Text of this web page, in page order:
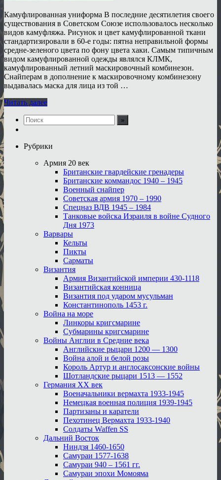
Камуфлированная униформа В последние десятилетия своего
существования в Советском Союзе использовалось несколько
видов камуфляжа. Рисунок и цвет камуфлированной ткани
стандартизировали в 60-е годы: пятна неправильной формы
средне-зеленого цвета по фону цвета хаки. Самым типичным
видом камуфлированной одежды являлся КЛМК,
камуфлированный летний маскировочный комбинезон.
Снайперам в дополнение к маскировочному комбинезону
выдавалась маска для лица из той …
Читать далее
Рубрики
Армия 20 век
Британские гвардейские гренадеры
Британские коммандос 1940 – 1945
Военный снайпер
Советская армия 1970 – 1990
Спецназ ВДВ 1945 – 1984
Танковые войска Израиля в войне Судного
Дня 1973
Варвары
Кельты
Пикты
Сарматы
Византия
Армия Византийской империи 430-1118
Византийская конница
Византия под ударом мусульман
Константинополь 1453 г.
Война на море
Линкоры кригсмарине
Субмарины кригсмарине
Войны Англии в Средние века
Английские рыцари 1200 — 1300
Война алой и белой розы
Король Артур и англосаксонские войны
Шотландские рыцари 1513 — 1552
Германия XX век
Военачальники вермахта 1933-1945
Немецкая военная полиция 1939-1945
Партизаны и каратели
Пехотинец Вермахта 1933-1940
Солдаты Waffen SS
Дальний Восток
Ниндзя 1460-1650
Самураи 1577-1638
Самураи 940 – 1561 гг.
Самураи эпохи Момояма